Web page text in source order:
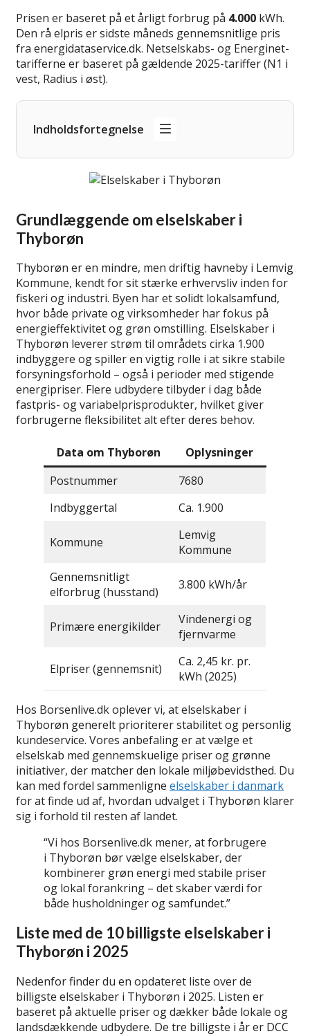
Prisen er baseret på et årligt forbrug på 4.000 kWh.
Den rå elpris er sidste måneds gennemsnitlige pris
fra energidataservice.dk. Netselskabs- og Energinet-
tarifferne er baseret på gældende 2025-tariffer (N1 i
vest, Radius i øst).
Indholdsfortegnelse
Grundlæggende om elselskaber i
Thyborøn
Thyborøn er en mindre, men driftig havneby i Lemvig
Kommune, kendt for sit stærke erhvervsliv inden for
fiskeri og industri. Byen har et solidt lokalsamfund,
hvor både private og virksomheder har fokus på
energieffektivitet og grøn omstilling. Elselskaber i
Thyborøn leverer strøm til områdets cirka 1.900
indbyggere og spiller en vigtig rolle i at sikre stabile
forsyningsforhold – også i perioder med stigende
energipriser. Flere udbydere tilbyder i dag både
fastpris- og variabelprisprodukter, hvilket giver
forbrugerne fleksibilitet alt efter deres behov.
Data om Thyborøn
Oplysninger
Postnummer
7680
Indbyggertal
Ca. 1.900
Kommune
Lemvig
Kommune
Gennemsnitligt
elforbrug (husstand)
3.800 kWh/år
Primære energikilder
Vindenergi og
fjernvarme
Elpriser (gennemsnit)
Ca. 2,45 kr. pr.
kWh (2025)
Hos Borsenlive.dk oplever vi, at elselskaber i
Thyborøn generelt prioriterer stabilitet og personlig
kundeservice. Vores anbefaling er at vælge et
elselskab med gennemskuelige priser og grønne
initiativer, der matcher den lokale miljøbevidsthed. Du
kan med fordel sammenligne elselskaber i danmark
for at finde ud af, hvordan udvalget i Thyborøn klarer
sig i forhold til resten af landet.
“Vi hos Borsenlive.dk mener, at forbrugere
i Thyborøn bør vælge elselskaber, der
kombinerer grøn energi med stabile priser
og lokal forankring – det skaber værdi for
både husholdninger og samfundet.”
Liste med de 10 billigste elselskaber i
Thyborøn i 2025
Nedenfor finder du en opdateret liste over de
billigste elselskaber i Thyborøn i 2025. Listen er
baseret på aktuelle priser og dækker både lokale og
landsdækkende udbydere. De tre billigste i år er DCC